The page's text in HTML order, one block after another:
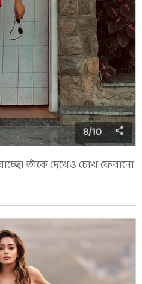
8/10
তাঁকে দেখেও চোখ ফেরানো